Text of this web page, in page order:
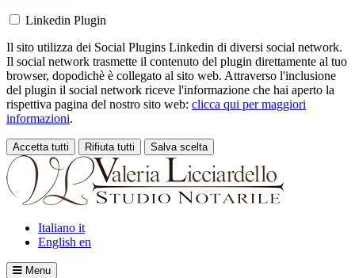
Linkedin Plugin
Il sito utilizza dei Social Plugins Linkedin di diversi social network.
Il social network trasmette il contenuto del plugin direttamente al tuo
browser, dopodichè è collegato al sito web. Attraverso l'inclusione
del plugin il social network riceve l'informazione che hai aperto la
rispettiva pagina del nostro sito web: clicca qui per maggiori
informazioni.
Accetta tutti Rifiuta tutti Salva scelta
Loading...
Italiano it
English en
Menu